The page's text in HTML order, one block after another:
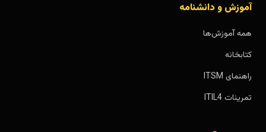
آموزش و دانشنامه
همه آموزش‌ها
کتابخانه
راهنمای ITSM
تمرینات ITIL4